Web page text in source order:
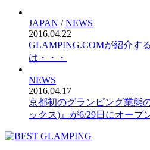
JAPAN /NEWS
2016.04.22
GLAMPING.COMが紹介す
は・・・
NEWS
2016.04.17
京都初のグランピング業態
ックス)』が6/29日にオープ